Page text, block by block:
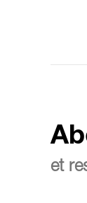
et